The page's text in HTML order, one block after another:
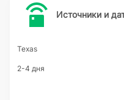
Источники и
Texas
2-4 дня